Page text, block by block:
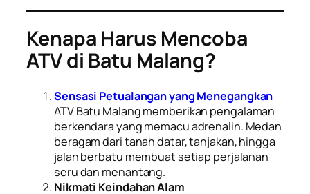
Kenapa Harus Mencoba
ATV di Batu Malang?
Sensasi Petualangan yang Menegangkan
ATV Batu Malang memberikan pengalaman
berkendara yang memacu adrenalin. Medan
beragam dari tanah datar, tanjakan, hingga
jalan berbatu membuat setiap perjalanan
seru dan menantang.
Nikmati Keindahan Alam